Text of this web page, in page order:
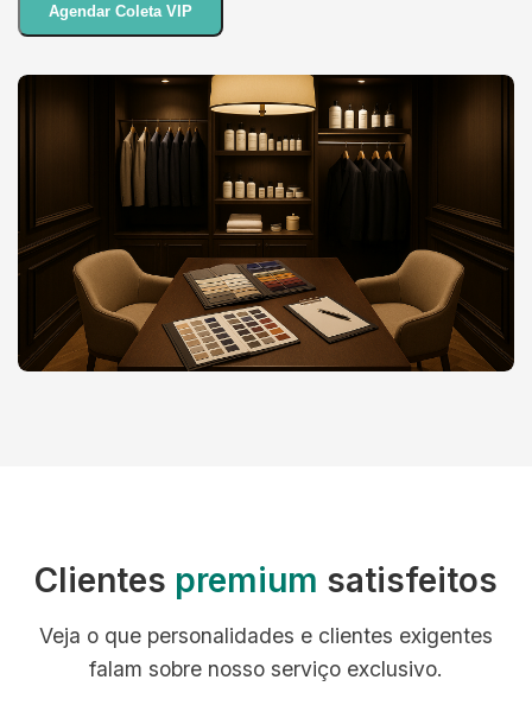
Agendar Coleta VIP
Clientes premium satisfeitos
Veja o que personalidades e clientes exigentes
falam sobre nosso serviço exclusivo.